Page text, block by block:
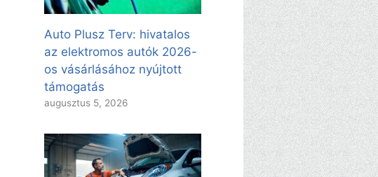
Auto Plusz Terv: hivatalos
az elektromos autók 2026-
os vásárlásához nyújtott
támogatás
augusztus 5, 2026